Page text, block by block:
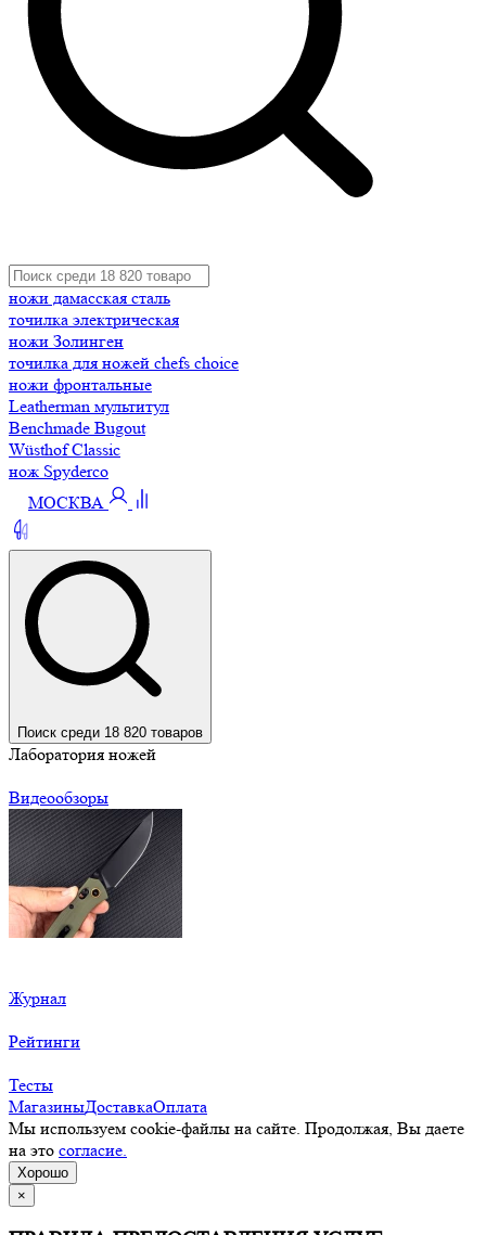
ножи дамасская сталь
точилка электрическая
ножи Золинген
точилка для ножей chefs choice
ножи фронтальные
Leatherman мультитул
Benchmade Bugout
Wüsthof Classic
нож Spyderco
МОСКВА
Поиск среди 18 820 товаров
Лаборатория ножей
Видеообзоры
Журнал
Рейтинги
Тесты
МагазиныДоставкаОплата
Мы используем cookie-файлы на сайте. Продолжая, Вы даете
на это согласие.
Хорошо
×